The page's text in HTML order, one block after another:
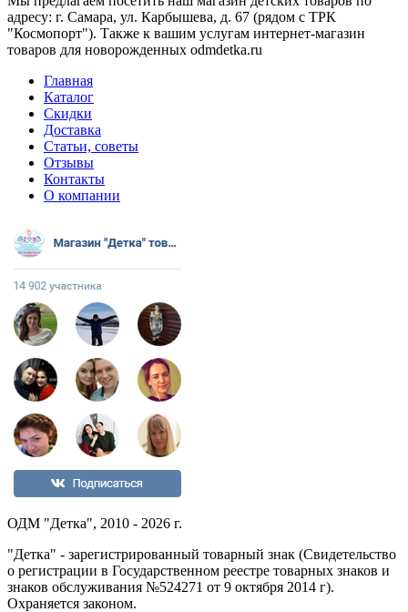
адресу: г. Самара, ул. Карбышева, д. 67 (рядом с ТРК
"Космопорт"). Также к вашим услугам интернет-магазин
товаров для новорожденных odmdetka.ru
Главная
Каталог
Скидки
Доставка
Статьи, советы
Отзывы
Контакты
О компании
ОДМ "Детка", 2010 - 2026 г.
"Детка" - зарегистрированный товарный знак (Свидетельство
о регистрации в Государственном реестре товарных знаков и
знаков обслуживания №524271 от 9 октября 2014 г).
Охраняется законом.